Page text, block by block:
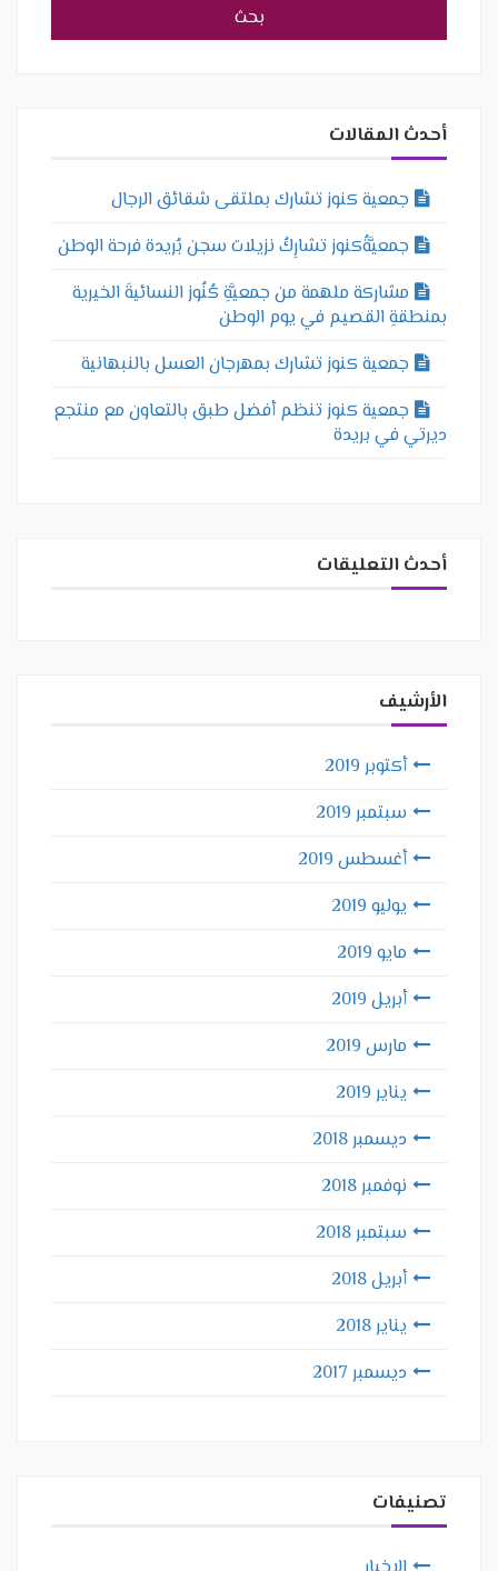
أحدث المقالات
جمعية كنوز تشارك بملتقى شقائق الرجال
جمعيَّةُكنوز تشارِكُ نزيلات سجن بُريدة فرحة الوطن
مشاركة ملهمة من جمعيَّةِ كُنُوز النسائيةَ الخيرية
بمنطقةِ القصيم في يوم الوطن
جمعية كنوز تشارك بمهرجان العسل بالنبهانية
جمعية كنوز تنظم أفضل طبق بالتعاون مع منتجع
ديرتي في بريدة
أحدث التعليقات
الأرشيف
أكتوبر 2019
سبتمبر 2019
أغسطس 2019
يوليو 2019
مايو 2019
أبريل 2019
مارس 2019
يناير 2019
ديسمبر 2018
نوفمبر 2018
سبتمبر 2018
أبريل 2018
يناير 2018
ديسمبر 2017
تصنيفات